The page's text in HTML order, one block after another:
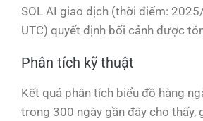
SOL AI giao dịch (thời điểm:
UTC) quyết định bối cảnh được
Phân tích kỹ thuật
Kết quả phân tích biểu đồ hàng
trong 300 ngày gần đây cho thấy,